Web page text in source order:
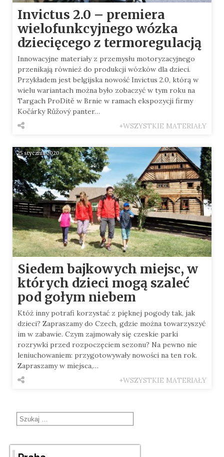
Invictus 2.0 – premiera
wielofunkcyjnego wózka
dziecięcego z termoregulacją
Innowacyjne materiały z przemysłu motoryzacyjnego
przenikają również do produkcji wózków dla dzieci.
Przykładem jest belgijska nowość Invictus 2.0, którą w
wielu wariantach można było zobaczyć w tym roku na
Targach ProDítě w Brnie w ramach ekspozycji firmy
Kočárky Růžový panter…
+WSZYSTKIE MATERIAŁY
25 stycznia 2020
Siedem bajkowych miejsc, w
których dzieci mogą szaleć
pod gołym niebem
Któż inny potrafi korzystać z pięknej pogody tak, jak
dzieci? Zapraszamy do Czech, gdzie można towarzyszyć
im w zabawie. Czym zajmowały się czeskie parki
rozrywki przed rozpoczęciem sezonu? Na pewno nie
leniuchowaniem: przygotowywały nowości na ten rok.
Zapraszamy w miejsca,…
+WSZYSTKIE MATERIAŁY